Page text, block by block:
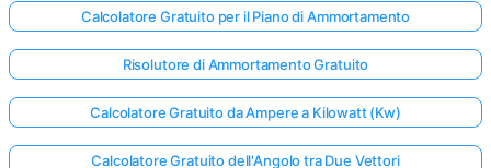
Calcolatore Gratuito per il Piano di Ammortamento
Risolutore di Ammortamento Gratuito
Calcolatore Gratuito da Ampere a Kilowatt (Kw)
Calcolatore Gratuito dell'Angolo tra Due Vettori